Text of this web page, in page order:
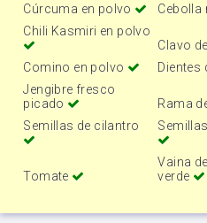
Cúrcuma en polvo
Cebolla
Chili Kasmiri en polvo
Clavo
Comino en polvo
Dientes
Jengibre fresco
picado
Rama
Semillas de cilantro
Tomate
Vaina
verde